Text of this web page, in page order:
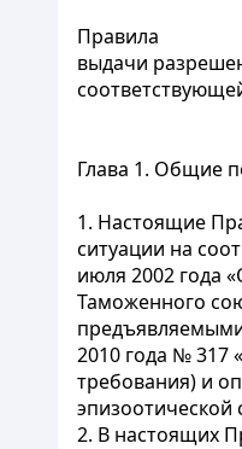
Правила
выдачи
Глава 1. Общие
1. Настоящие
ситуации на
июля 2002 года
Таможенного
2010 года № 317
требования) и
эпизоотической
2. В настоящих